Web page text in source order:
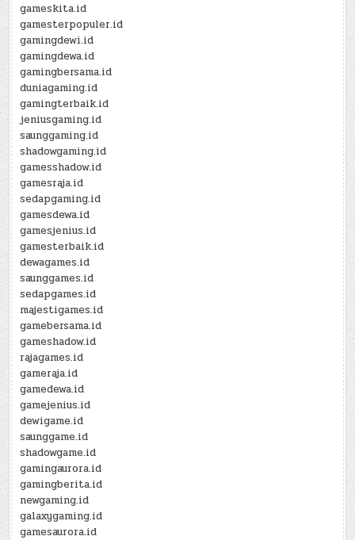
gameskita.id
gamesterpopuler.id
gamingdewi.id
gamingdewa.id
gamingbersama.id
duniagaming.id
gamingterbaik.id
jeniusgaming.id
saunggaming.id
shadowgaming.id
gamesshadow.id
gamesraja.id
sedapgaming.id
gamesdewa.id
gamesjenius.id
gamesterbaik.id
dewagames.id
saunggames.id
sedapgames.id
majestigames.id
gamebersama.id
gameshadow.id
rajagames.id
gameraja.id
gamedewa.id
gamejenius.id
dewigame.id
saunggame.id
shadowgame.id
gamingaurora.id
gamingberita.id
newgaming.id
galaxygaming.id
gamesaurora.id